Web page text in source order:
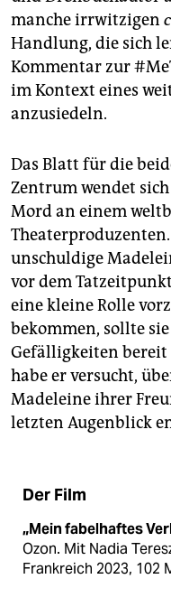
manche irrwitzigen
Handlung, die sich
Kommentar zur
im Kontext eines
anzusiedeln.
Das Blatt für die
Zentrum wendet
Mord an einem
unschuldige
vor dem
eine kleine Rolle
bekommen, sollte
Gefälligkeiten bereit
habe er versucht,
Made­leine ihrer
letzten Augenblick
Der Film
„Mein fabelhaftes
Ozon. Mit Nadia
Frankreich 2023, 102